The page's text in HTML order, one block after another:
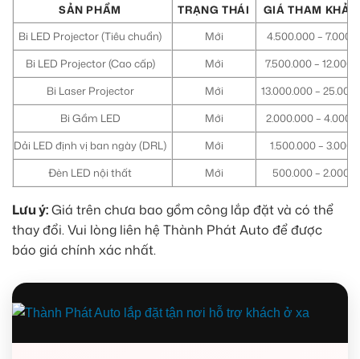
M30 Ultra
4tr5
Aozoom EX3
5tr
SẢN PHẨM TRẠNG THÁI
GIÁ THAM
Bi LED Projector (Tiêu chuẩn)
Mới
4.500.000 –
Bi LED Projector (Cao cấp)
Mới
7.500.000 –
Bi Laser Projector
Mới
13.000.000 –
Bi Gầm LED
Mới
2.000.000 –
Dải LED định vị ban ngày (DRL)
Mới
1.500.000 –
Đèn LED nội thất
Mới 500.000 –
Lưu ý:Giá trên chưa bao gồm công lắp đặt và có thể
thay đổi. Vui lòng liên hệ Thành Phát Auto để được
báo giá chính xác nhất.